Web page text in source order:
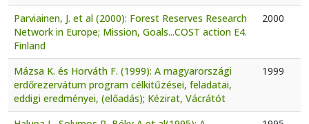
Parviainen, J. et al (2000): Forest Reserves Research
Network in Europe; Mission, Goals...COST action E4.
Finland
2000
Mázsa K. és Horváth F. (1999): A magyarországi
erdőrezervátum program célkitűzései, feladatai,
eddigi eredményei, (előadás); Kézirat, Vácrátót
1999